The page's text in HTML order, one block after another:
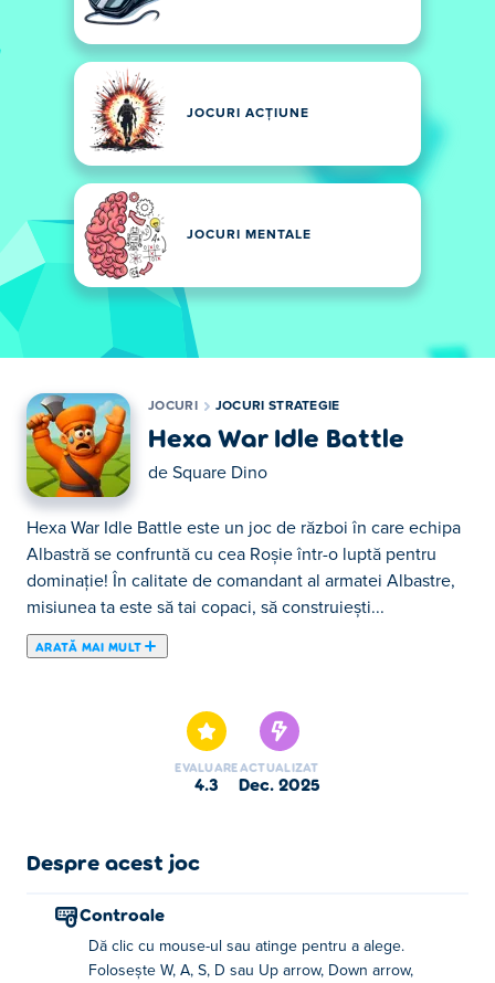
JOCURI ACȚIUNE
JOCURI MENTALE
JOCURI JOCURI STRATEGIE
Hexa War Idle Battle
de Square Dino
Hexa War Idle Battle este un joc de război în care echipa
Albastră se confruntă cu cea Roșie într-o luptă pentru
dominație! În calitate de comandant al armatei Albastre,
misiunea ta este să tai copaci, să construiești...
ARATĂ MAI MULT
dominație! În calitate de comandant al armatei Albastre,
misiunea ta este să tai copaci, să construiești plăci și să
deschizi calea către baza inamică. Construiește-ți tabăra,
păcălești rivalii și să-i depășești în forță pentru a
Cum se joacă Hexa War Idle Battle?
Faceți clic sau atingeți pentru a face alegerea. Folosiți
EVALUARE
4.3
ACTUALIZAT
dec. 2025
Despre acest joc
Controale
Dă clic cu mouse-ul sau atinge pentru a alege.
Folosește W, A, S, D sau Up arrow, Down arrow,